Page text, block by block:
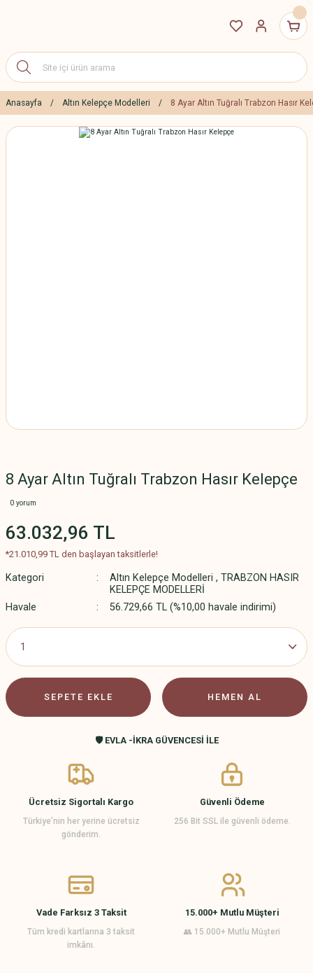
Anasayfa Altın Kelepçe Modelleri 8 Ayar Altın Tuğralı Trabzon Hasır
8 Ayar Altın Tuğralı Trabzon Hasır Kelepçe
0 yorum
63.032,96 TL
*21.010,99 TL den başlayan taksitlerle!
Kategori Altın Kelepçe Modelleri , TRABZON HASIR
KELEPÇE MODELLERİ
Havale
56.729,66 TL (%10,00 havale indirimi)
SEPETE EKLE HEMEN AL
🛡️ EVLA -İKRA GÜVENCESİ İLE
Ücretsiz Sigortalı Kargo
Türkiye’nin her yerine ücretsiz
gönderim.
Güvenli Ödeme
256 Bit SSL ile güvenli ödeme.
Vade Farksız 3 Taksit
Tüm kredi kartlarına 3 taksit
imkânı.
15.000+ Mutlu Müşteri
👥 15.000+ Mutlu Müşteri